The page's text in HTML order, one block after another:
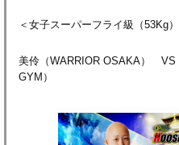
＜女子スーパーフライ級（53Kg
美伶（WARRIOR OSAKA）
GYM）